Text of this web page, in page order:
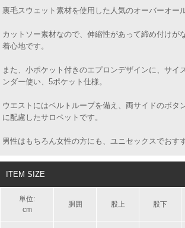
裏毛スウェット素材を使用した人気のオーバーオー
カットソー素材なので、伸縮性があって締め付けが
着心地です。
また、小ポケット付きのエプロンデザインに、サイ
ンダー使い、5ポケット仕様。
ウエストにはベルトループを備え、両サイドのボタ
に配慮したサロペットです。
男性はもちろん女性の方にも、ユニセックスでおす
ITEM SIZE
単位:
cm
胴囲 股上 股下